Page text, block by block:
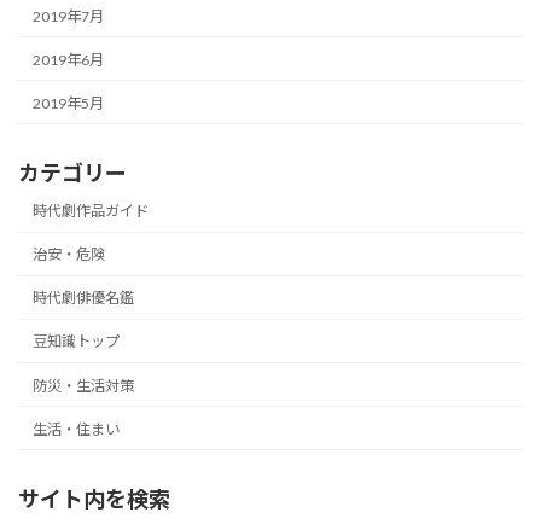
2019年7月
2019年6月
2019年5月
カテゴリー
時代劇作品ガイド
治安・危険
時代劇俳優名鑑
豆知識トップ
防災・生活対策
生活・住まい
サイト内を検索